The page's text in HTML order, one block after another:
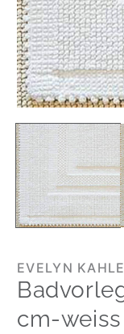
EVELYN KAHLE
cm-weiss